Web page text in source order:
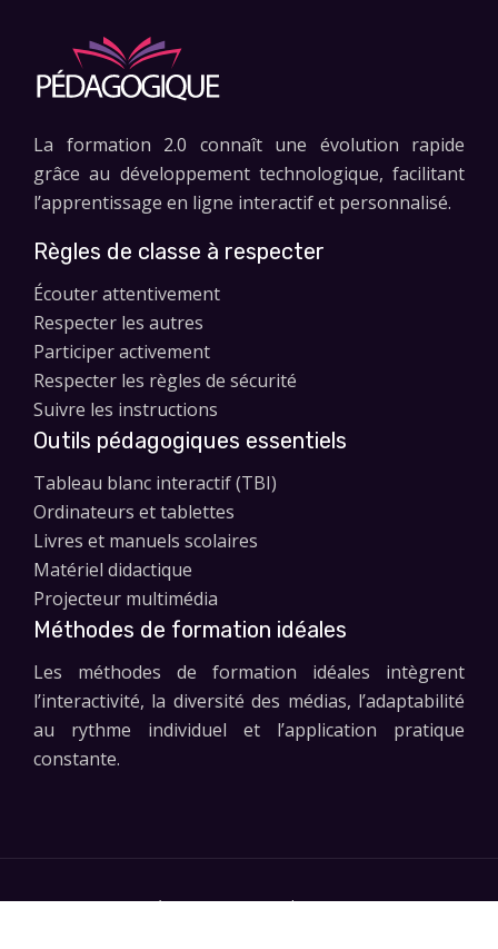
La formation 2.0 connaît une évolution rapide
grâce au développement technologique, facilitant
l’apprentissage en ligne interactif et personnalisé.
Règles de classe à respecter
Écouter attentivement
Respecter les autres
Participer activement
Respecter les règles de sécurité
Suivre les instructions
Outils pédagogiques essentiels
Tableau blanc interactif (TBI)
Ordinateurs et tablettes
Livres et manuels scolaires
Matériel didactique
Projecteur multimédia
Méthodes de formation idéales
Les méthodes de formation idéales intègrent
l’interactivité, la diversité des médias, l’adaptabilité
au rythme individuel et l’application pratique
constante.
Le progrès commence par l'apprentissage.